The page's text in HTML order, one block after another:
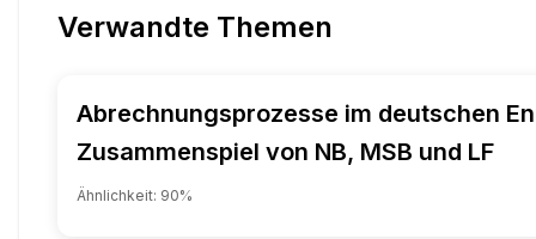
Verwandte Themen
Abrechnungsprozesse im deutschen
Zusammenspiel von NB, MSB und LF
Ähnlichkeit: 90%